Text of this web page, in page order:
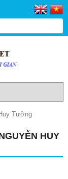
Tưởng
HUY